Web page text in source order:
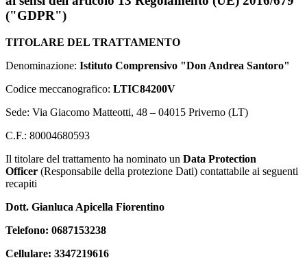
("GDPR")
TITOLARE DEL TRATTAMENTO
Denominazione: Istituto Comprensivo "Don Andrea Santoro"
Codice meccanografico: LTIC84200V
Sede: Via Giacomo Matteotti, 48 – 04015 Priverno (LT)
C.F.: 80004680593
Il titolare del trattamento ha nominato un Data Protection
Officer (Responsabile della protezione Dati) contattabile ai seguenti
recapiti
Dott. Gianluca Apicella Fiorentino
Telefono: 0687153238
Cellulare: 3347219616